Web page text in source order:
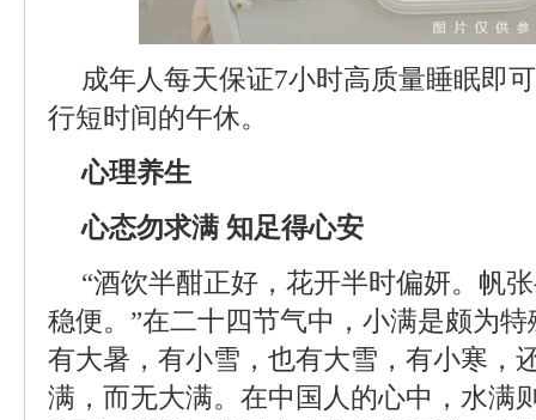
成年人每天保证7小时高质量睡眠即
行短时间的午休。
心理养生
心态勿求满 知足得心安
“酒饮半酣正好，花开半时偏妍。帆
稳便。”在二十四节气中，小满是颇为
有大暑，有小雪，也有大雪，有小寒，
满，而无大满。在中国人的心中，水满